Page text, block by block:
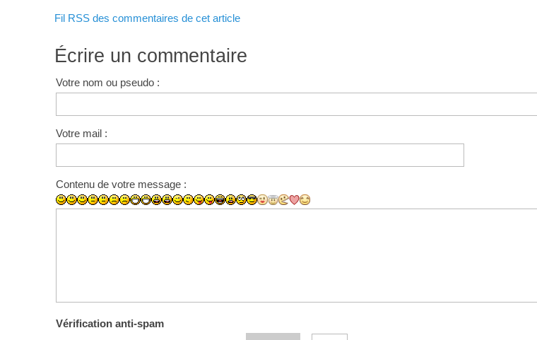
Fil RSS des commentaires de cet article
Écrire un commentaire
Votre nom ou pseudo :
Votre mail :
Contenu de votre message :
Vérification anti-spam